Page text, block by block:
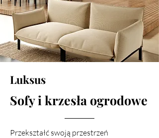
Luksus
Sofy i krzesła ogrodowe
Przekształć swoją przestrzeń